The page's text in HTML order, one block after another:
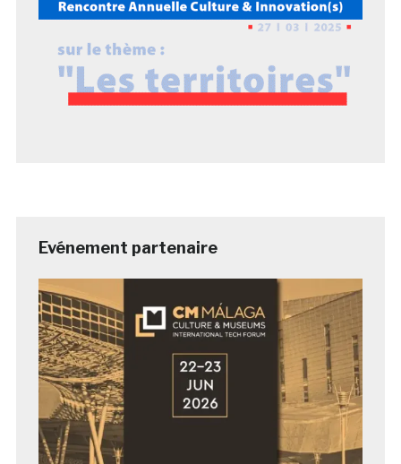
Evénement partenaire